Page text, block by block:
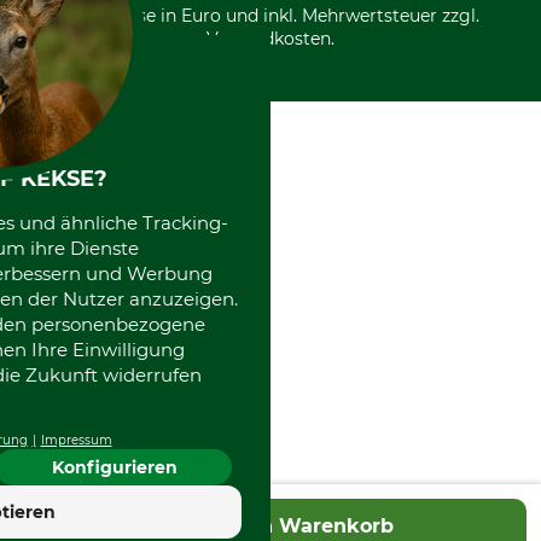
In den Warenkorb
*Alle Preise in Euro und inkl. Mehrwertsteuer zzgl.
Versandkosten.
KEKSE?
und ähnliche Tracking-
ihre Dienste
und Werbung
der Nutzer anzuzeigen.
personenbezogene
Ihre Einwilligung
Zukunft widerrufen
Impressum
Konfigurieren